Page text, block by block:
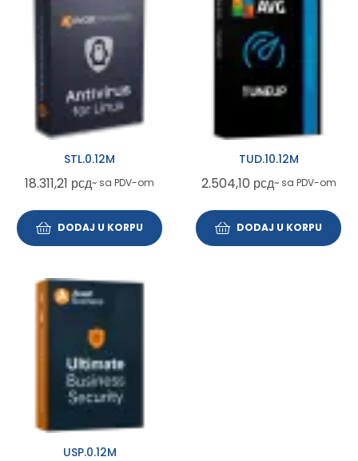
STL.0.12M
18.311,21 рсд~ sa PDV-om
DODAJ U KORPU
TUD.10.12M
2.504,10 рсд~ sa PDV-om
DODAJ U KORPU
USP.0.12M